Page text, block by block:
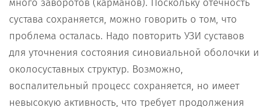
много заворотов (карманов). Поскольку отечность
сустава сохраняется, можно говорить о том, что
проблема осталась. Надо повторить УЗИ суставов
для уточнения состояния синовиальной оболочки и
околосуставных структур. Возможно,
воспалительный процесс сохраняется, но имеет
невысокую активность, что требует продолжения